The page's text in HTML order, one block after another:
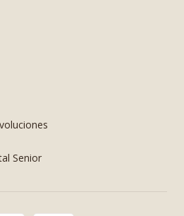
Senior